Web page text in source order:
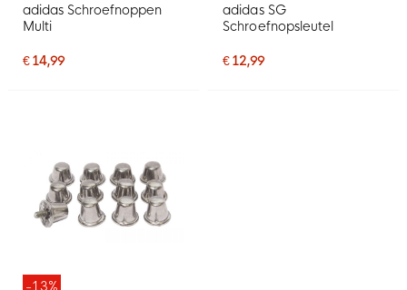
adidas Schroefnoppen
Multi
€ 14,99
adidas SG
Schroefnopsleutel
€ 12,99
-13%